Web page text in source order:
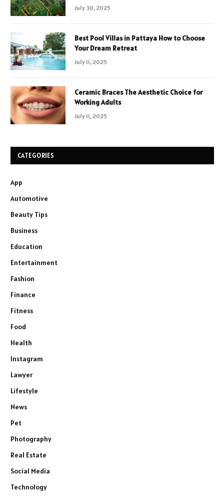
July 30, 2025
Best Pool Villas in Pattaya How to Choose
Your Dream Retreat
July 11, 2025
Ceramic Braces The Aesthetic Choice for
Working Adults
July 11, 2025
CATEGORIES
App
Automotive
Beauty Tips
Business
Education
Entertainment
Fashion
Finance
Fitness
Food
Health
Instagram
Lawyer
Lifestyle
News
Pet
Photography
Real Estate
Social Media
Technology